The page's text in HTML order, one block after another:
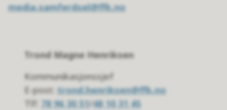
media.samferdsel@ffk.no
Trond Magne Henriksen
Kommunikasjonssjef
E-post: trond.henriksen@ffk.no
Tlf:
78 96 30 51/48 10 31 45